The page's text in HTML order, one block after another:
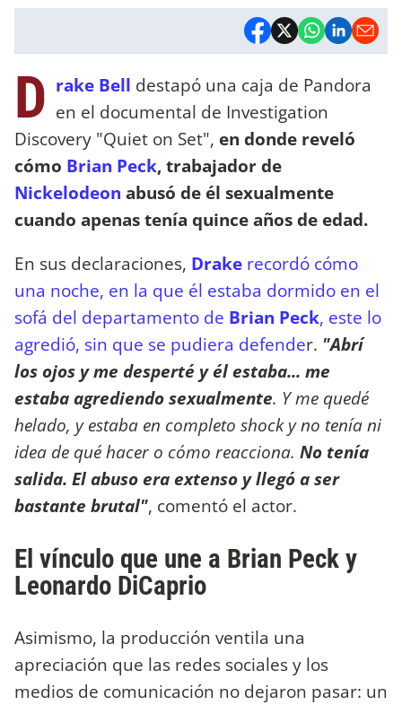
D rake Bell destapó una caja de Pandora
en el documental de Investigation
Discovery "Quiet on Set", en donde reveló
cómo Brian Peck, trabajador de
Nickelodeon abusó de él sexualmente
cuando apenas tenía quince años de edad.
En sus declaraciones, Drake recordó cómo
una noche, en la que él estaba dormido en el
sofá del departamento de Brian Peck, este lo
agredió, sin que se pudiera defender. "Abrí
los ojos y me desperté y él estaba... me
estaba agrediendo sexualmente. Y me quedé
helado, y estaba en completo shock y no tenía ni
idea de qué hacer o cómo reacciona. No tenía
salida. El abuso era extenso y llegó a ser
bastante brutal", comentó el actor.
El vínculo que une a Brian Peck y
Leonardo DiCaprio
Asimismo, la producción ventila una
apreciación que las redes sociales y los
medios de comunicación no dejaron pasar: un